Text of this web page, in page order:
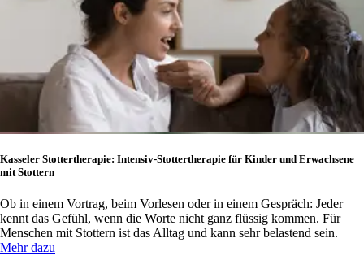
Kasseler Stottertherapie: Intensiv-Stottertherapie für Kinder und Erwachsene
mit Stottern
Ob in einem Vortrag, beim Vorlesen oder in einem Gespräch: Jeder
kennt das Gefühl, wenn die Worte nicht ganz flüssig kommen. Für
Menschen mit Stottern ist das Alltag und kann sehr belastend sein.
Mehr dazu